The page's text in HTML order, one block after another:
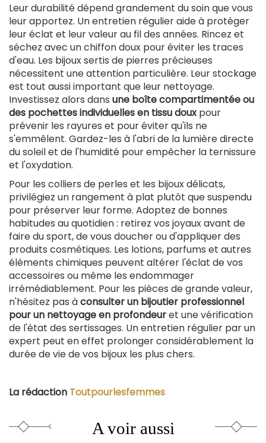
Leur durabilité dépend grandement du soin que vous
leur apportez. Un entretien régulier aide à protéger
leur éclat et leur valeur au fil des années. Rincez et
séchez avec un chiffon doux pour éviter les traces
d'eau. Les bijoux sertis de pierres précieuses
nécessitent une attention particulière. Leur stockage
est tout aussi important que leur nettoyage.
Investissez alors dans une boîte compartimentée ou
des pochettes individuelles en tissu doux pour
prévenir les rayures et pour éviter qu'ils ne
s'emmêlent. Gardez-les à l'abri de la lumière directe
du soleil et de l'humidité pour empêcher la ternissure
et l'oxydation.
Pour les colliers de perles et les bijoux délicats,
privilégiez un rangement à plat plutôt que suspendu
pour préserver leur forme. Adoptez de bonnes
habitudes au quotidien : retirez vos joyaux avant de
faire du sport, de vous doucher ou d'appliquer des
produits cosmétiques. Les lotions, parfums et autres
éléments chimiques peuvent altérer l'éclat de vos
accessoires ou même les endommager
irrémédiablement. Pour les pièces de grande valeur,
n'hésitez pas àconsulter un bijoutier professionnel
pour un nettoyage en profondeuret une vérification
de l'état des sertissages. Un entretien régulier par un
expert peut en effet prolonger considérablement la
durée de vie de vos bijoux les plus chers.
La rédaction Toutpourlesfemmes
A voir aussi